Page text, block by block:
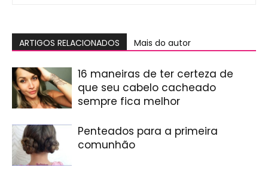
ARTIGOS RELACIONADOS Mais do autor
16 maneiras de ter certeza de
que seu cabelo cacheado
sempre fica melhor
Penteados para a primeira
comunhão